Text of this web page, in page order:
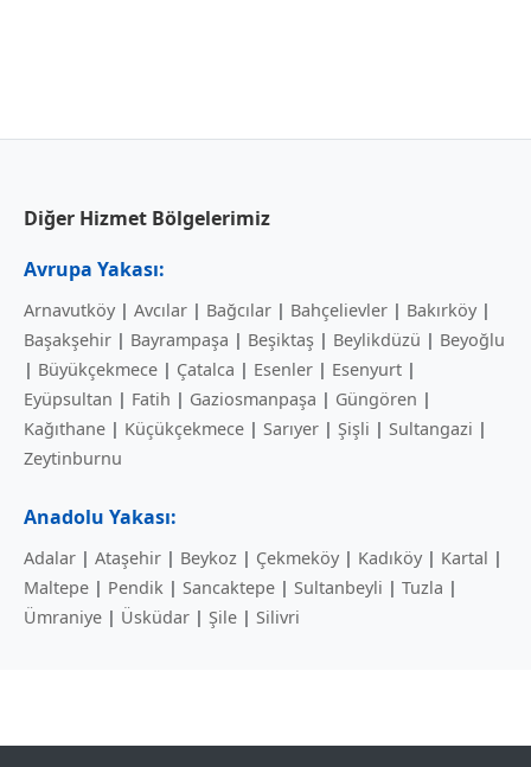
Diğer Hizmet Bölgelerimiz
Avrupa Yakası:
Arnavutköy | Avcılar | Bağcılar | Bahçelievler | Bakırköy |
Başakşehir | Bayrampaşa | Beşiktaş | Beylikdüzü | Beyoğlu
| Büyükçekmece | Çatalca | Esenler | Esenyurt |
Eyüpsultan | Fatih | Gaziosmanpaşa | Güngören |
Kağıthane | Küçükçekmece | Sarıyer | Şişli | Sultangazi |
Zeytinburnu
Anadolu Yakası:
Adalar | Ataşehir | Beykoz | Çekmeköy | Kadıköy | Kartal |
Maltepe | Pendik | Sancaktepe | Sultanbeyli | Tuzla |
Ümraniye | Üsküdar | Şile | Silivri